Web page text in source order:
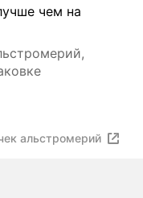
чем на
альстромерий